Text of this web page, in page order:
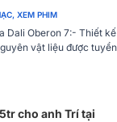
Suprema
thiết kế theo dạng
hợp với một thiết
XEM PHIM
Dali Oberon 7:- Thiết kế
vật liệu được tuyển
cho anh Trí tại